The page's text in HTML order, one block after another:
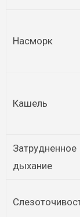
Насморк
Кашель
Затрудненное
дыхание